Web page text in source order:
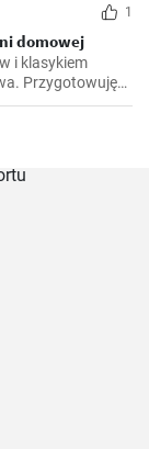
1
domowej
i klasykiem
Przygotowuję
drobne
mogę podzielić